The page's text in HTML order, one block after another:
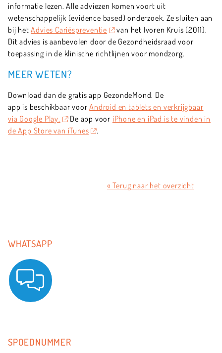
informatie lezen. Alle adviezen komen voort uit
wetenschappelijk (evidence based) onderzoek. Ze sluiten aan
bij hetAdvies Cariëspreventie
van het Ivoren Kruis (2011).
Dit advies is aanbevolen door de Gezondheidsraad voor
toepassing in de klinische richtlijnen voor mondzorg.
MEER WETEN?
Download dan de gratis app GezondeMond. De
app is beschikbaar voorAndroid en tablets en verkrijgbaar
via Google Play.
De app voor iPhone en iPad is te vinden in
de App Store van iTunes
.
« Terug naar het overzicht
WHATSAPP
SPOEDNUMMER